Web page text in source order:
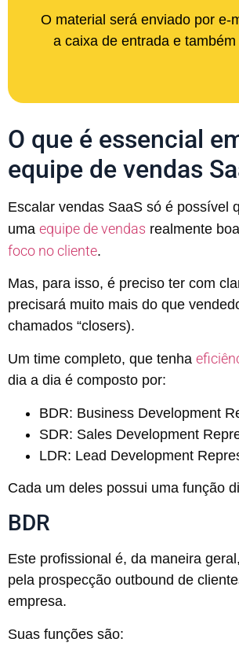
O material será enviado por e-
a caixa de entrada e
O que é essencial
equipe de vendas
Escalar vendas SaaS só é possível
uma equipe de vendas realmente
foco no cliente.
Mas, para isso, é preciso ter com
precisará muito mais do que
chamados “closers).
Um time completo, que tenha
dia a dia é composto por:
BDR: Business Development
SDR: Sales Development
LDR: Lead Development
Cada um deles possui uma função
BDR
Este profissional é, da maneira
pela prospecção outbound de
empresa.
Suas funções são: